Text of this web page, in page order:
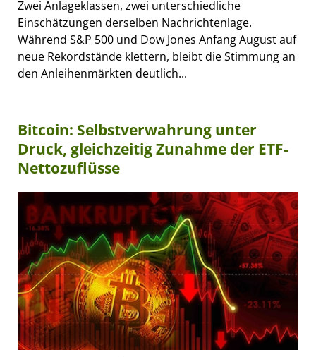
Zwei Anlageklassen, zwei unterschiedliche
Einschätzungen derselben Nachrichtenlage.
Während S&P 500 und Dow Jones Anfang August auf
neue Rekordstände klettern, bleibt die Stimmung an
den Anleihenmärkten deutlich...
Bitcoin: Selbstverwahrung unter
Druck, gleichzeitig Zunahme der ETF-
Nettozuflüsse